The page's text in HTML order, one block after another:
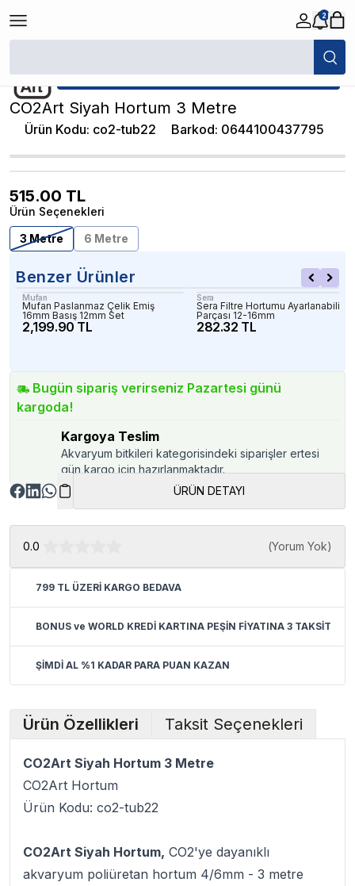
2
/ CO2Art Siyah Hortum 3 Metre
★ Atakan Petshop, CO2Art yetkili satıcısıdır.
CO2Art Siyah Hortum 3 Metre
Ürün Kodu: co2-tub22 Barkod: 0644100437795
515.00 TL
Ürün Seçenekleri
3 Metre
6 Metre
Benzer Ürünler
Mufan
Mufan Paslanmaz Çelik Emiş
16mm Basış 12mm Set
2,199.90 TL
Sera
Sera Filtre Hortumu Ayarlanabilir T
Parçası 12-16mm
282.32 TL
Bugün sipariş verirseniz Pazartesi günü
kargoda!
Kargoya Teslim
Akvaryum bitkileri kategorisindeki siparişler ertesi
gün kargo için hazırlanmaktadır.
ÜRÜN DETAYI
0.0 (Yorum Yok)
799 TL ÜZERİ KARGO BEDAVA
BONUS ve WORLD KREDİ KARTINA PEŞİN FİYATINA 3 TAKSİT
ŞİMDİ AL %1 KADAR PARA PUAN KAZAN
Ürün Özellikleri Taksit Seçenekleri
CO2Art Siyah Hortum 3 Metre
CO2Art Hortum
Ürün Kodu: co2-tub22
CO2Art Siyah Hortum, CO2'ye dayanıklı
akvaryum poliüretan hortum 4/6mm - 3 metre